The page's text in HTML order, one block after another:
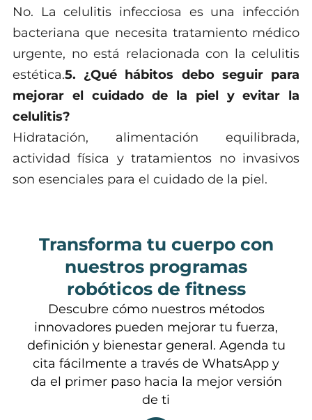
No. La celulitis infecciosa es una infección
bacteriana que necesita tratamiento médico
urgente, no está relacionada con la celulitis
estética.5. ¿Qué hábitos debo seguir para
mejorar el cuidado de la piel y evitar la
celulitis?
Hidratación, alimentación equilibrada,
actividad física y tratamientos no invasivos
son esenciales para el cuidado de la piel.
Transforma tu cuerpo con
nuestros programas
robóticos de fitness
Descubre cómo nuestros métodos
innovadores pueden mejorar tu fuerza,
definición y bienestar general. Agenda tu
cita fácilmente a través de WhatsApp y
da el primer paso hacia la mejor versión
de ti